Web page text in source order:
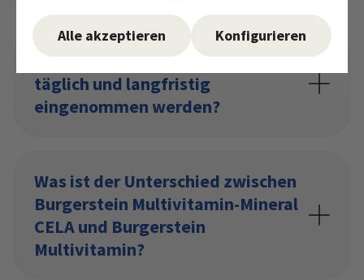
Alle akzeptieren Konfigurieren
Kann Burgerstein Multivitamin
täglich und langfristig
eingenommen werden?
Was ist der Unterschied zwischen
Burgerstein Multivitamin-Mineral
CELA und Burgerstein
Multivitamin?